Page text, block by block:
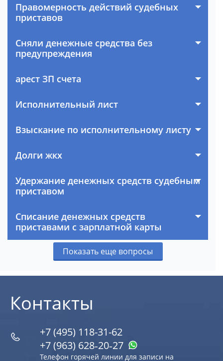
Правомерность действий судебных
приставов
Сняли денежные средства без
предупреждения
арест ЗП счета
Исполнительный лист
Взыскание по исполнительному листу
Долги жкх
Удержание денежных средств судебным
приставом
Списание денежных средств
приставами с зарплатной карты
Показать еще вопросы
Контакты
+7 (495) 118-31-62
+7 (963) 628‑20‑27
Телефон горячей линии для записи на